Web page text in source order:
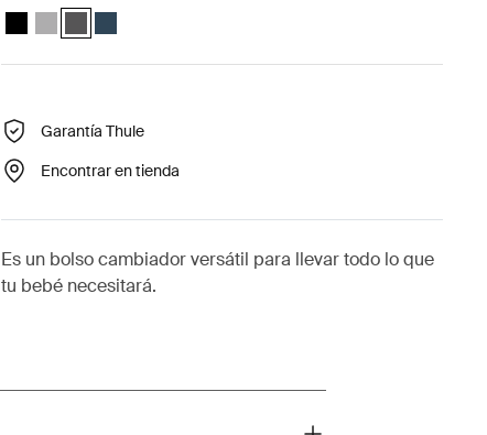
Thule changing bag Negro medianoche
Thule changing bag Gray Melange
Thule changing bag Shadow Gray (selected)
Thule changing bag Navy Blue
Garantía Thule
Encontrar en tienda
Es un bolso cambiador versátil para llevar todo lo que
tu bebé necesitará.